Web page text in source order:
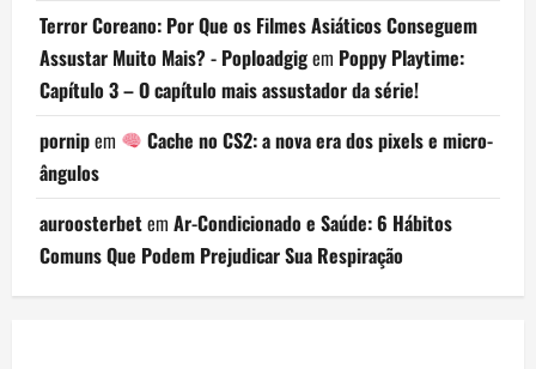
Terror Coreano: Por Que os Filmes Asiáticos Conseguem
Assustar Muito Mais? - Poploadgigem Poppy Playtime:
Capítulo 3 – O capítulo mais assustador da série!
pornipem
Cache no CS2: a nova era dos pixels e micro-
ângulos
auroosterbetem Ar-Condicionado e Saúde: 6 Hábitos
Comuns Que Podem Prejudicar Sua Respiração